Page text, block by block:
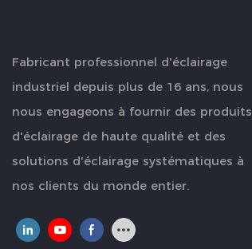
Fabricant professionnel d'éclairage
industriel depuis plus de 16 ans, nous
nous engageons à fournir des produits
d'éclairage de haute qualité et des
solutions d'éclairage systématiques à
nos clients du monde entier.